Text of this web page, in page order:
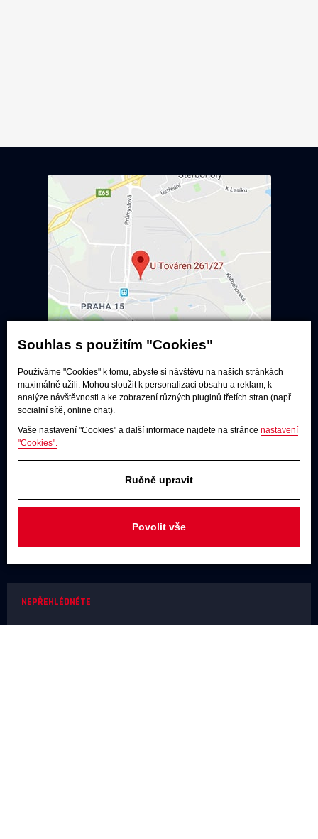
Souhlas s použitím "Cookies"
Používáme "Cookies" k tomu, abyste si návštěvu na našich stránkách
maximálně užili. Mohou sloužit k personalizaci obsahu a reklam, k
analýze návštěvnosti a ke zobrazení různých pluginů třetích stran (např.
socialní sítě, online chat).
Vaše nastavení "Cookies" a další informace najdete na stránce nastavení
"Cookies".
Ručně upravit
Povolit vše
Poslechové studio
Po - pá:
9:00 - 12:00 / 13:00 - 17:00
So:
U Továren 261/27, 102 00 Praha 10,
JAKÝKOLIV DOTAZ
+420 731 488 859 (9:00 - 17:00)
info@rodel-audio.cz
NEPŘEHLÉDNĚTE
Naše realizace